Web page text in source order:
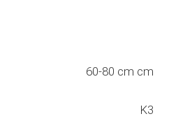
60-80 cm cm
K3